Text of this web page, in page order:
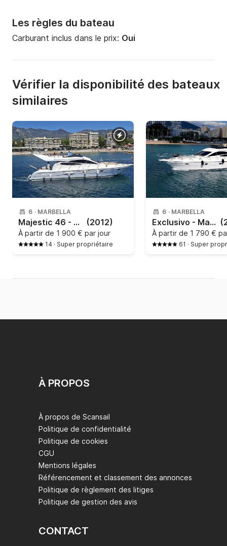
Les règles du bateau
Carburant inclus dans le prix: Oui
Vérifier la disponibilité des bateaux
similaires
6 · MARBELLA
Majestic 46 - Exclusivo (2012)
À partir de 1 900 € par jour
14 · Super propriétaire
6 · MARBELLA
Exclusivo - Majestic 46
À partir de 1 790 €
61 · Super
À PROPOS
À propos de Scansail
Politique de confidentialité
Politique de cookies
CGU
Mentions légales
Référencement et classement des annonces
Politique de règlement des litiges
Politique de gestion des avis
CONTACT